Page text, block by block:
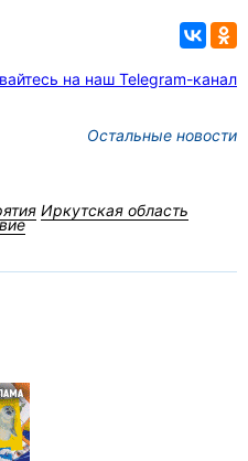
на наш Telegram-канал
Остальные новости
Иркутская область